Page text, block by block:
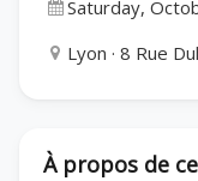
Saturday,
Lyon · 8 Rue
À propos de